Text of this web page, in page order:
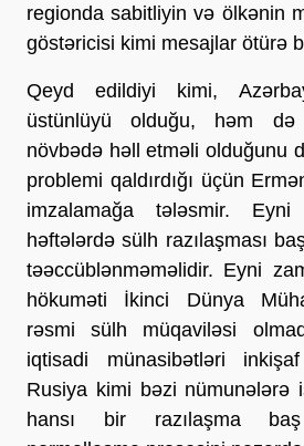
regionda sabitliyin və ölkənin
göstəricisi kimi mesajlar ötürə
Qeyd edildiyi kimi,
üstünlüyü olduğu, həm də
növbədə həll etməli olduğunu
problemi qaldırdığı üçün
imzalamağa tələsmir. Eyni
həftələrdə sülh razılaşması
təəccüblənməməlidir. Eyni
hökuməti İkinci Dünya
rəsmi sülh müqaviləsi
iqtisadi münasibətləri
Rusiya kimi bəzi nümunələrə
hansı bir razılaşma